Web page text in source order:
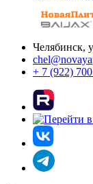
Челябинск,
+ 7 (922)